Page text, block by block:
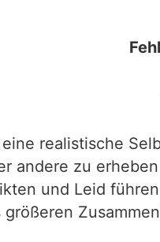
realistische
andere zu
und Leid